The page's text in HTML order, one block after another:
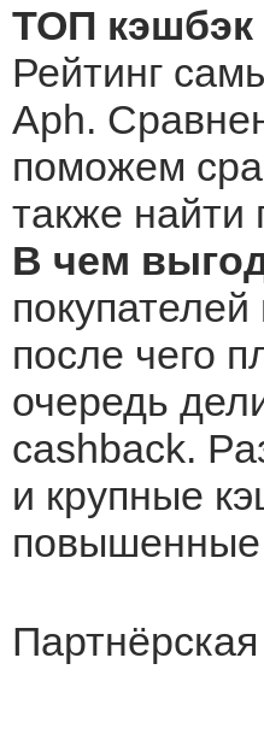
ТОП кэшбэк
Рейтинг
Aph.
поможем
также найти
В чем
после чего
очередь
cashback.
и крупные
повышенные